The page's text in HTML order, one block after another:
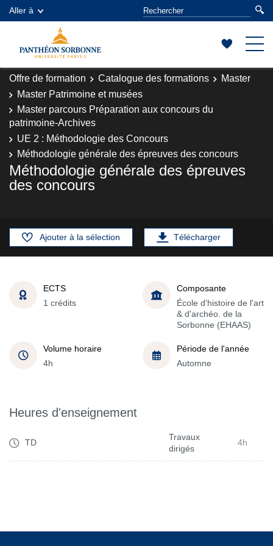
Aller à
Offre de formation Catalogue des formations
Master
Master Patrimoine et musées
Master parcours Préparation aux concours du
patrimoine-Archives
UE 2 : Méthodologie des Concours
Méthodologie générale des épreuves des concours
Méthodologie générale des épreuves
des concours
Ajouter à la sélection Télécharger
ECTS
1 crédits
Composante
École d'histoire de l'art
& d'archéo. de la
Sorbonne (EHAAS)
Volume horaire
4h
Période de l'année
Automne
Heures d'enseignement
TD
Travaux
dirigés
4h